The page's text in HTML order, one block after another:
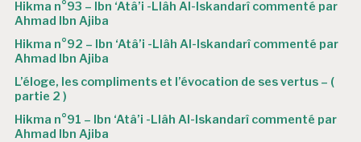
t
i
c
l
e
Hikma n°93 – Ibn ‘Atâ’i -Llâh Al-Iskandarî commenté par
Ahmad Ibn Ajiba
Hikma n°92 – Ibn ‘Atâ’i -Llâh Al-Iskandarî commenté par
Ahmad Ibn Ajiba
L’éloge, les compliments et l’évocation de ses vertus – (
partie 2 )
Hikma n°91 – Ibn ‘Atâ’i -Llâh Al-Iskandarî commenté par
Ahmad Ibn Ajiba